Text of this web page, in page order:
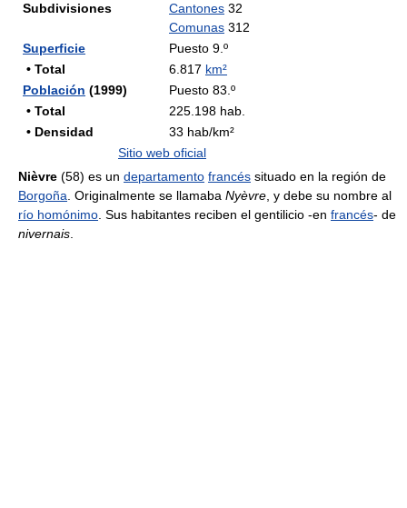
Subdivisiones
Cantones 32
Comunas 312
Superficie
Puesto 9.º
• Total
6.817 km²
Población (1999)
Puesto 83.º
• Total
225.198 hab.
• Densidad
33 hab/km²
Sitio web oficial
Nièvre (58) es un departamento francés situado en la región de
Borgoña . Originalmente se llamaba Nyèvre , y debe su nombre al
río homónimo . Sus habitantes reciben el gentilicio -en francés- de
nivernais